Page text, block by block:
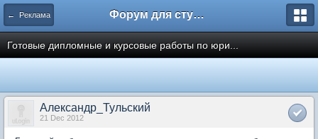
← Реклама Форум для студента СГА
Готовые дипломные и курсовые работы по юри...
Александр_Тульский
21 Dec 2012